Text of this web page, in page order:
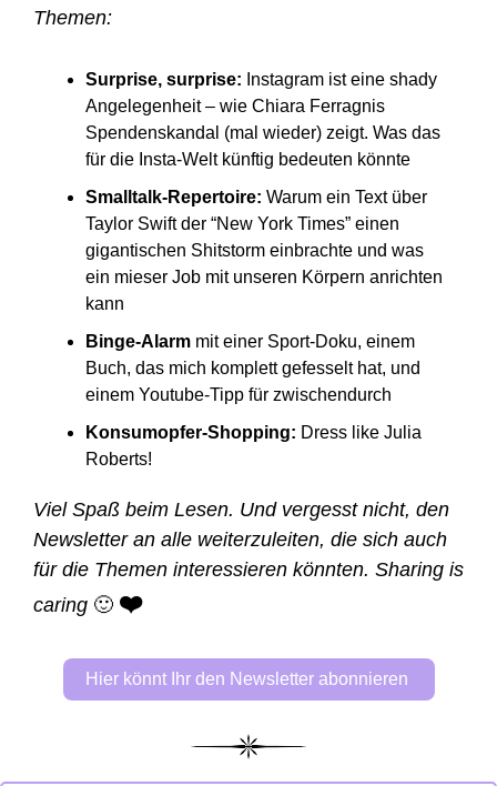
Themen:
Surprise, surprise: Instagram ist eine shady
Angelegenheit – wie Chiara Ferragnis
Spendenskandal (mal wieder) zeigt. Was das
für die Insta-Welt künftig bedeuten könnte
Smalltalk-Repertoire: Warum ein Text über
Taylor Swift der “New York Times” einen
gigantischen Shitstorm einbrachte und was
ein mieser Job mit unseren Körpern anrichten
kann
Binge-Alarm mit einer Sport-Doku, einem
Buch, das mich komplett gefesselt hat, und
einem Youtube-Tipp für zwischendurch
Konsumopfer-Shopping: Dress like Julia
Roberts!
Viel Spaß beim Lesen. Und vergesst nicht, den
Newsletter an alle weiterzuleiten, die sich auch
für die Themen interessieren könnten. Sharing is
caring 🙂 ❤️
Hier könnt Ihr den Newsletter abonnieren